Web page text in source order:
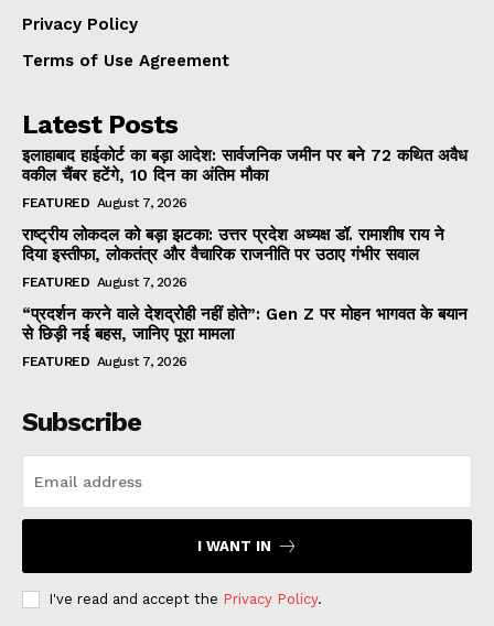
Privacy Policy
Terms of Use Agreement
Latest Posts
इलाहाबाद हाईकोर्ट का बड़ा आदेश: सार्वजनिक जमीन पर बने 72 कथित अवैध
वकील चैंबर हटेंगे, 10 दिन का अंतिम मौका
FEATURED August 7, 2026
राष्ट्रीय लोकदल को बड़ा झटका: उत्तर प्रदेश अध्यक्ष डॉ. रामाशीष राय ने
दिया इस्तीफा, लोकतंत्र और वैचारिक राजनीति पर उठाए गंभीर सवाल
FEATURED August 7, 2026
“प्रदर्शन करने वाले देशद्रोही नहीं होते”: Gen Z पर मोहन भागवत के बयान
से छिड़ी नई बहस, जानिए पूरा मामला
FEATURED August 7, 2026
Subscribe
I WANT IN
I've read and accept the Privacy Policy.